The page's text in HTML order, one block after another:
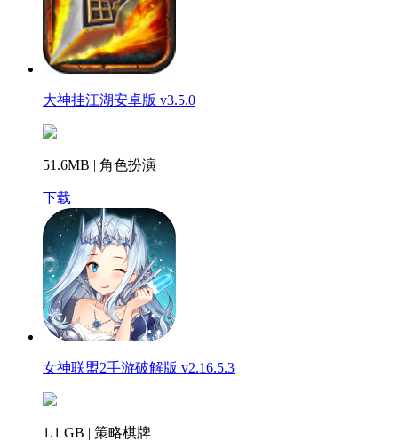
大神挂江湖安卓版 v3.5.0
51.6MB | 角色扮演
下载
女神联盟2手游破解版 v2.16.5.3
1.1 GB | 策略棋牌